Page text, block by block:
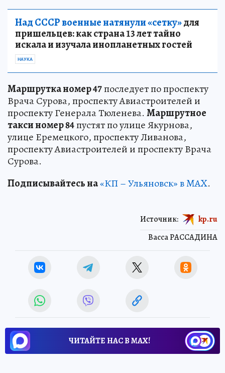
Над СССР военные натянули «сетку»для
пришельцев: как страна 13 лет тайно
искала и изучала инопланетных гостей
НАУКА
Маршрутка номер 47последует по проспекту
Врача Сурова, проспекту Авиастроителей и
проспекту Генерала Тюленева. Маршрутное
такси номер 84пустят по улице Якурнова,
улице Еремецкого, проспекту Ливанова,
проспекту Авиастроителей и проспекту Врача
Сурова.
Подписывайтесь на«КП – Ульяновск» в MAX.
Васса РАССАДИНА
Источник: kp.ru
ЧИТАЙТЕ НАС В МАХ!